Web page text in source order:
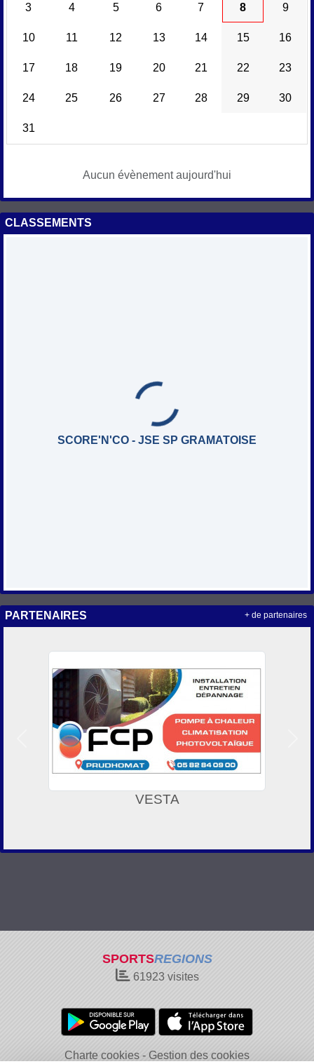
3 4 5 6 7 8 9
10 11 12 13 14 15 16
17 18 19 20 21 22 23
24 25 26 27 28 29 30
31
Aucun évènement aujourd'hui
CLASSEMENTS
SCORE'N'CO - JSE SP GRAMATOISE
PARTENAIRES
VESTA
Précedent
+ de partenaires
SPORTSREGIONS
61923visites
Charte cookies Gestion des cookies